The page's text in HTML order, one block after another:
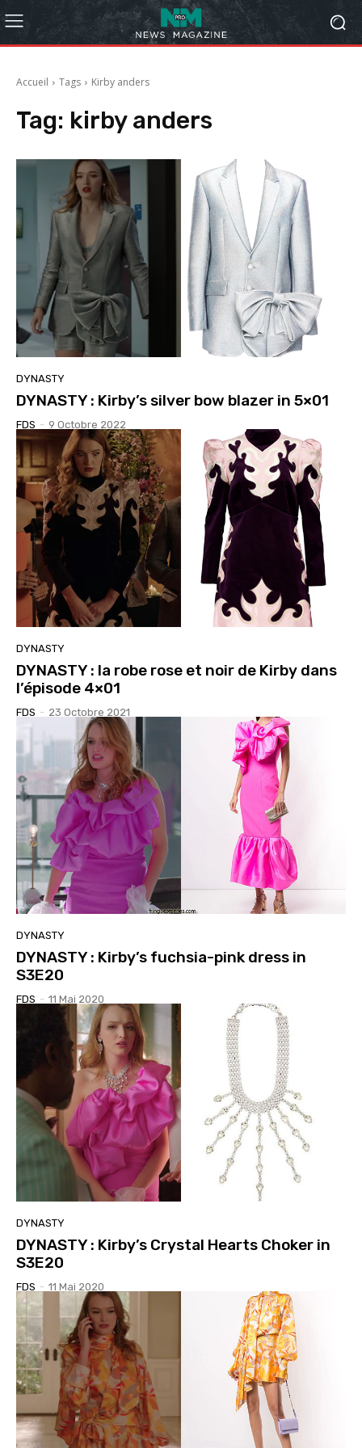
Accueil Tags Kirby anders
Tag: kirby anders
DYNASTY
DYNASTY : Kirby’s silver bow blazer in 5×01
FDS - 9 Octobre 2022
DYNASTY
DYNASTY : la robe rose et noir de Kirby dans
l’épisode 4×01
FDS - 23 Octobre 2021
DYNASTY
DYNASTY : Kirby’s fuchsia-pink dress in
S3E20
FDS - 11 Mai 2020
DYNASTY
DYNASTY : Kirby’s Crystal Hearts Choker in
S3E20
FDS - 11 Mai 2020